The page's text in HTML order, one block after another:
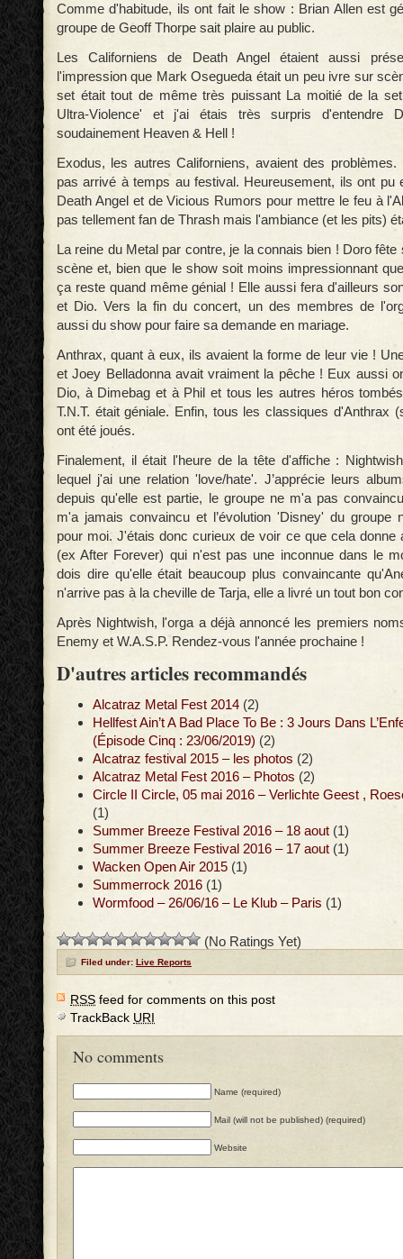
Comme d'habitude, ils ont fait le show : Brian Allen est
groupe de Geoff Thorpe sait plaire au public.
Les Californiens de Death Angel étaient aussi
l'impression que Mark Osegueda était un peu ivre sur
set était tout de même très puissant La moitié de la
Ultra-Violence' et j'ai étais très surpris d'entendre
soudainement Heaven & Hell !
Exodus, les autres Californiens, avaient des problèmes.
pas arrivé à temps au festival. Heureusement, ils ont pu
Death Angel et de Vicious Rumors pour mettre le feu à
pas tellement fan de Thrash mais l'ambiance (et les pits)
La reine du Metal par contre, je la connais bien ! Doro fête
scène et, bien que le show soit moins impressionnant
ça reste quand même génial ! Elle aussi fera d'ailleurs
et Dio. Vers la fin du concert, un des membres de
aussi du show pour faire sa demande en mariage.
Anthrax, quant à eux, ils avaient la forme de leur vie !
et Joey Belladonna avait vraiment la pêche ! Eux aussi
Dio, à Dimebag et à Phil et tous les autres héros
T.N.T. était géniale. Enfin, tous les classiques d'Anthrax
ont été joués.
Finalement, il était l'heure de la tête d'affiche :
lequel j'ai une relation 'love/hate'. J’apprécie leurs
depuis qu'elle est partie, le groupe ne m'a pas
m'a jamais convaincu et l’évolution 'Disney' du groupe
pour moi. J'étais donc curieux de voir ce que cela donne
(ex After Forever) qui n'est pas une inconnue dans le
dois dire qu'elle était beaucoup plus convaincante
n'arrive pas à la cheville de Tarja, elle a livré un tout bon
Après Nightwish, l'orga a déjà annoncé les premiers
Enemy et W.A.S.P. Rendez-vous l'année prochaine !
D'autres articles recommandés
Alcatraz Metal Fest 2014 (2)
Hellfest Ain’t A Bad Place To Be : 3 Jours Dans
(Épisode Cinq : 23/06/2019) (2)
Alcatraz festival 2015 – les photos (2)
Alcatraz Metal Fest 2016 – Photos (2)
Circle II Circle, 05 mai 2016 – Verlichte Geest ,
(1)
Summer Breeze Festival 2016 – 18 aout (1)
Summer Breeze Festival 2016 – 17 aout (1)
Wacken Open Air 2015 (1)
Summerrock 2016 (1)
Wormfood – 26/06/16 – Le Klub – Paris (1)
(No Ratings Yet)
Filed under: Live Reports
RSS feed for comments on this post
TrackBack URI
No comments
Name (required)
Mail (will not be published) (required)
Website